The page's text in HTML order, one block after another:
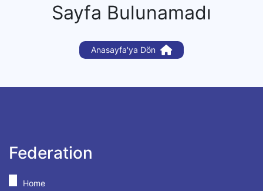
Sayfa Bulunamadı
Anasayfa'ya Dön
Federation
Home